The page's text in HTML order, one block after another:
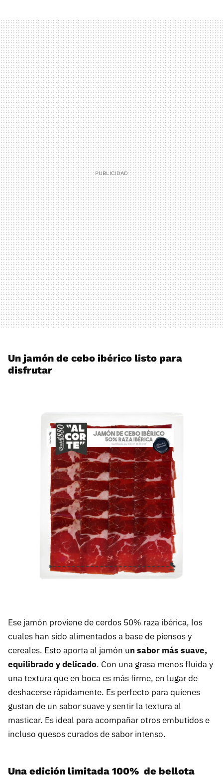
Un jamón de cebo ibérico listo para
disfrutar
Ese jamón proviene de cerdos 50% raza ibérica, los
cuales han sido alimentados a base de piensos y
cereales. Esto aporta al jamón un sabor más suave,
equilibrado y delicado. Con una grasa menos fluida y
una textura que en boca es más firme, en lugar de
deshacerse rápidamente. Es perfecto para quienes
gustan de un sabor suave y sentir la textura al
masticar. Es ideal para acompañar otros embutidos e
incluso quesos curados de sabor intenso.
Una edición limitada 100% de bellota